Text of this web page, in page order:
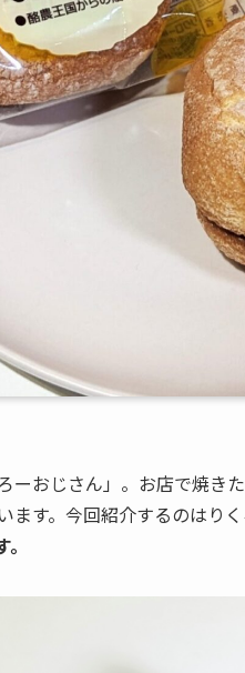
ーおじさん」。お店で焼き
ます。今回紹介するのはり